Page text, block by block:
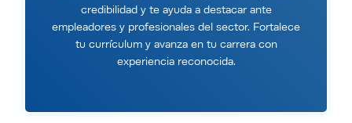
credibilidad y te ayuda a destacar ante
empleadores y profesionales del sector. Fortalece
tu currículum y avanza en tu carrera con
experiencia reconocida.